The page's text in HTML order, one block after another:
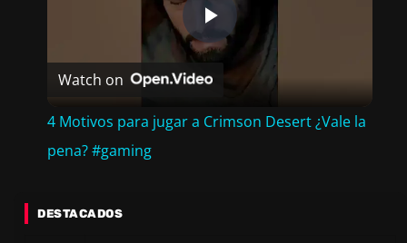
P
Watch on
4 Motivos para jugar a Crimson Desert ¿Vale la
pena? #gaming
DESTACADOS